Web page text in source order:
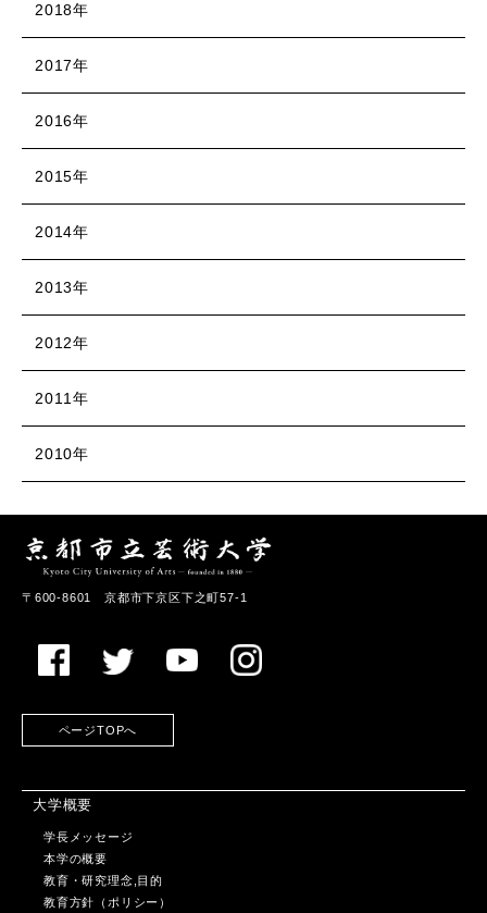
2018年
2017年
2016年
2015年
2014年
2013年
2012年
2011年
2010年
〒600-8601 京都市下京区下之町57-1
ページTOPへ
大学概要
学長メッセージ
本学の概要
教育・研究理念,目的
教育方針（ポリシー）